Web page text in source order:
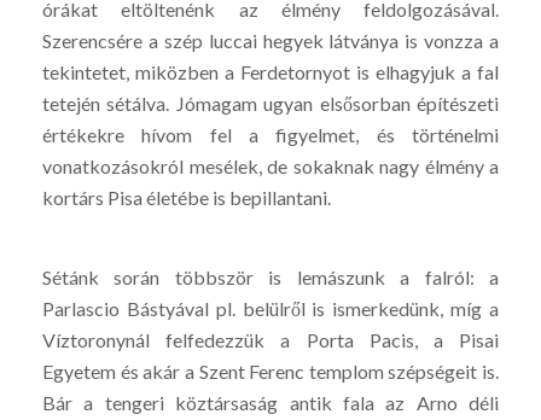
órákat eltöltenénk az élmény feldolgozásával.
Szerencsére a szép luccai hegyek látványa is vonzza a
tekintetet, miközben a Ferdetornyot is elhagyjuk a fal
tetején sétálva. Jómagam ugyan elsősorban építészeti
értékekre hívom fel a figyelmet, és történelmi
vonatkozásokról mesélek, de sokaknak nagy élmény a
kortárs Pisa életébe is bepillantani.
Sétánk során többször is lemászunk a falról: a
Parlascio Bástyával pl. belülről is ismerkedünk, míg a
Víztoronynál felfedezzük a Porta Pacis, a Pisai
Egyetem és akár a Szent Ferenc templom szépségeit is.
Bár a tengeri köztársaság antik fala az Arno déli